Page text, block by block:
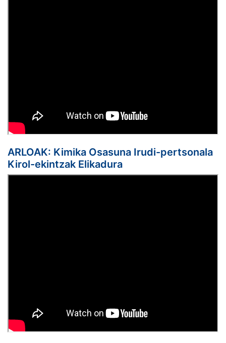
ARLOAK: Kimika Osasuna Irudi-pertsonala
Kirol-ekintzak Elikadura